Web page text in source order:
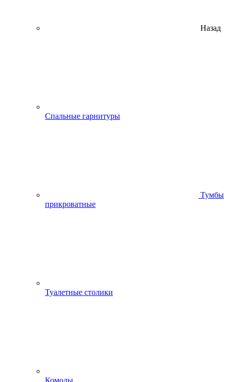
Назад
Спальные гарнитуры
Тумбы
прикроватные
Туалетные столики
Комоды